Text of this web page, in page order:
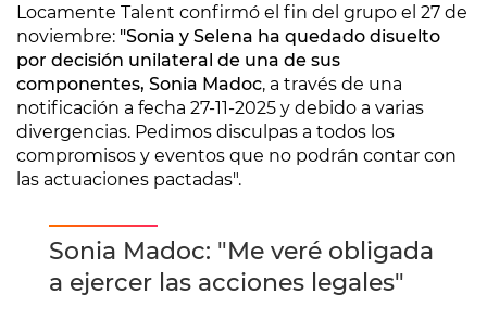
Locamente Talent confirmó el fin del grupo el 27 de
noviembre: "Sonia y Selena ha quedado disuelto
por decisión unilateral de una de sus
componentes, Sonia Madoc, a través de una
notificación a fecha 27-11-2025 y debido a varias
divergencias. Pedimos disculpas a todos los
compromisos y eventos que no podrán contar con
las actuaciones pactadas".
Sonia Madoc: "Me veré obligada
a ejercer las acciones legales"